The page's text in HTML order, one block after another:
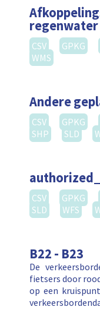
regenwater
CSV GPKG
WMS
Andere
CSV GPKG
SHP
SLD
CSV GPKG
SLD
WFS
B22 - B23
De
fietsers door
op een